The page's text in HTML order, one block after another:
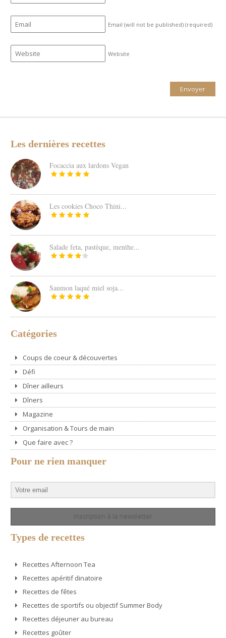
Email (will not be published)(required)
Website
Les dernières recettes
Focaccia aux lardons Vegan
Les cookies Choco Thini...
Salade feta, pastèque, menthe...
Saumon laqué miel soja...
Catégories
Coups de coeur & découvertes
Défi
Dîner ailleurs
Dîners
Magazine
Organisation & Tours de main
Que faire avec ?
Pour ne rien manquer
Types de recettes
Recettes Afternoon Tea
Recettes apéritif dinatoire
Recettes de fêtes
Recettes de sportifs ou objectif Summer Body
Recettes déjeuner au bureau
Recettes goûter